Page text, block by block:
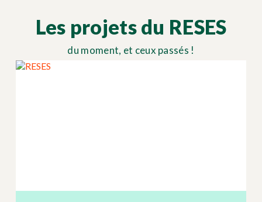
Les projets du RESES
du moment, et ceux passés !